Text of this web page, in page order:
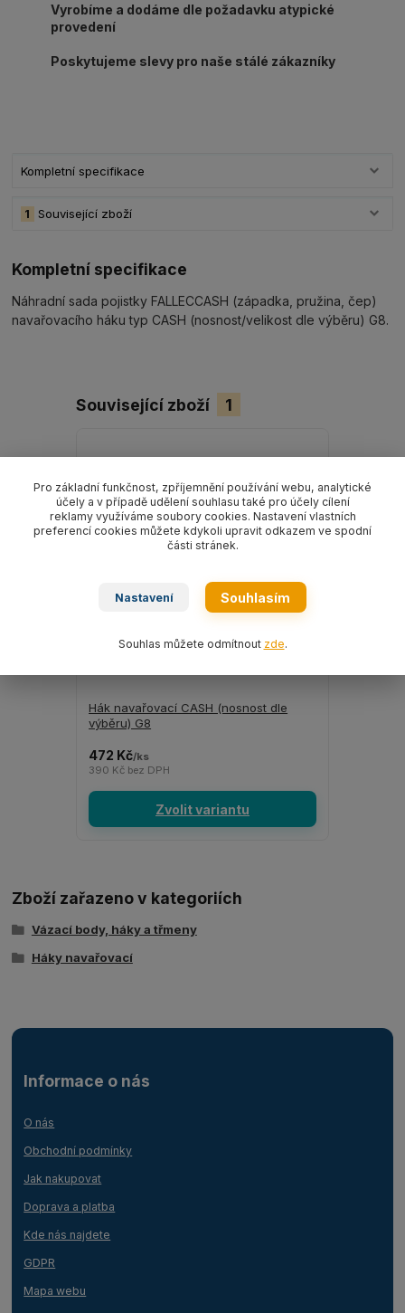
Vyrobíme a dodáme dle požadavku atypické
provedení
Poskytujeme slevy pro naše stálé zákazníky
Kompletní specifikace
Související zboží
1
Kompletní specifikace
Náhradní sada pojistky FALLECCASH (západka, pružina, čep)
navařovacího háku typ CASH (nosnost/velikost dle výběru) G8.
Související zboží 1
Hák navařovací CASH (nosnost dle
výběru) G8
472 Kč/ks
390 Kč bez DPH
Zvolit variantu
Zboží zařazeno v kategoriích
Vázací body, háky a třmeny
Háky navařovací
Informace o nás
O nás
Obchodní podmínky
Jak nakupovat
Doprava a platba
Kde nás najdete
GDPR
Mapa webu
Pro základní funkčnost, zpříjemnění používání webu, analytické
účely a v případě udělení souhlasu také pro účely cílení
reklamy využíváme soubory cookies. Nastavení vlastních
preferencí cookies můžete kdykoli upravit odkazem ve spodní
části stránek.
Nastavení Souhlasím
Souhlas můžete odmítnout zde.